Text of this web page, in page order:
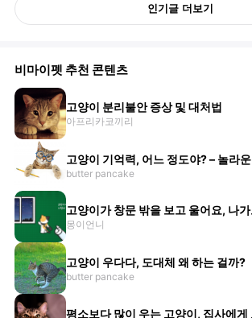
인기글 더보기
비마이펫 추천 콘텐츠
고양이 분리불안 증상 및 대처법
아프리카코끼리
고양이 기억력, 어느 정도야? – 놀라
butter pancake
고양이가 창문 밖을 보고 울어요, 나
몽이언니
고양이 우다다, 도대체 왜 하는 걸까?
butter pancake
평소보다 많이 우는 고양이, 집사에게